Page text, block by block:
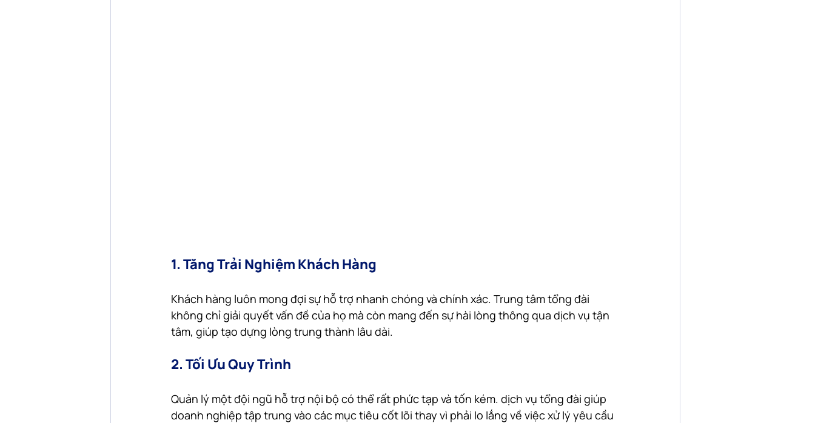
1. Tăng Trải Nghiệm Khách Hàng
Khách hàng luôn mong đợi sự hỗ trợ nhanh chóng và chính xác. Trung tâm tổng đài
không chỉ giải quyết vấn đề của họ mà còn mang đến sự hài lòng thông qua dịch vụ tận
tâm, giúp tạo dựng lòng trung thành lâu dài.
2. Tối Ưu Quy Trình
Quản lý một đội ngũ hỗ trợ nội bộ có thể rất phức tạp và tốn kém. dịch vụ tổng đài giúp
doanh nghiệp tập trung vào các mục tiêu cốt lõi thay vì phải lo lắng về việc xử lý yêu cầu